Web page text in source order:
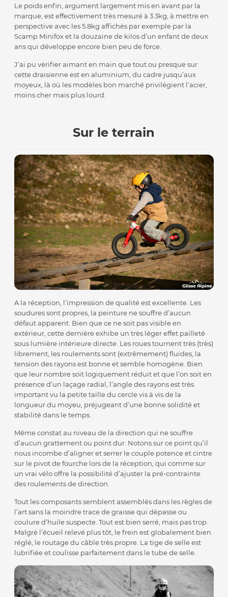
Le poids enfin, argument largement mis en avant par la
marque, est effectivement très mesuré à 3.3kg, à mettre en
perspective avec les 5.8kg affichés par exemple par la
Scamp Minifox et la douzaine de kilos d’un enfant de deux
ans qui développe encore bien peu de force.
J’ai pu vérifier aimant en main que tout ou presque sur
cette draisienne est en aluminium, du cadre jusqu’aux
moyeux, là où les modèles bon marché privilégient l’acier,
moins cher mais plus lourd.
Sur le terrain
A la réception, l’impression de qualité est excellente. Les
soudures sont propres, la peinture ne souffre d’aucun
défaut apparent. Bien que ce ne soit pas visible en
extérieur, cette dernière exhibe un très léger effet pailleté
sous lumière intérieure directe. Les roues tournent très (très)
librement, les roulements sont (extrêmement) fluides, la
tension des rayons est bonne et semble homogène. Bien
que leur nombre soit logiquement réduit et que l’on soit en
présence d’un laçage radial, l’angle des rayons est très
important vu la petite taille du cercle vis à vis de la
longueur du moyeu, préjugeant d’une bonne solidité et
stabilité dans le temps.
Même constat au niveau de la direction qui ne souffre
d’aucun grattement ou point dur. Notons sur ce point qu’il
nous incombe d’aligner et serrer le couple potence et cintre
sur le pivot de fourche lors de la réception, qui comme sur
un vrai vélo offre la possibilité d’ajuster la pré-contrainte
des roulements de direction.
Tout les composants semblent assemblés dans les règles de
l’art sans la moindre trace de graisse qui dépasse ou
coulure d’huile suspecte. Tout est bien serré, mais pas trop.
Malgré l’écueil relevé plus tôt, le frein est globalement bien
réglé, le routage du câble très propre. La tige de selle est
lubrifiée et coulisse parfaitement dans le tube de selle.